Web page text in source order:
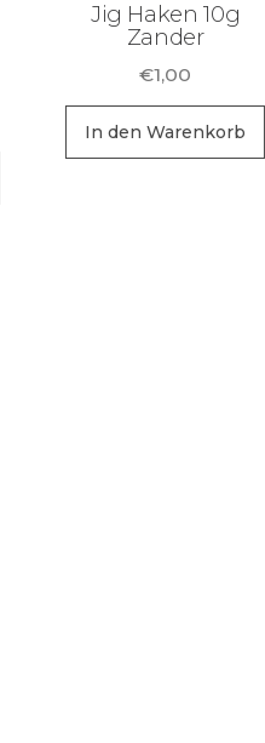
Jig Haken 10g
Zander
€1,00
In den Warenkorb